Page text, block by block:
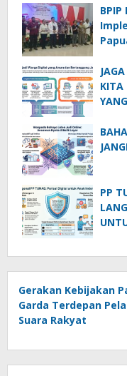
KITA
PP
Gerakan Kebijakan
Garda Terdepan
Suara Rakyat